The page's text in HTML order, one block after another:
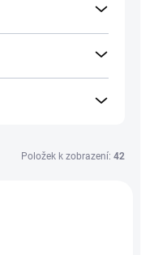
Položek k zobrazení: 42